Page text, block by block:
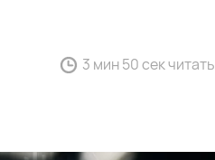
3 мин 50 сек читать